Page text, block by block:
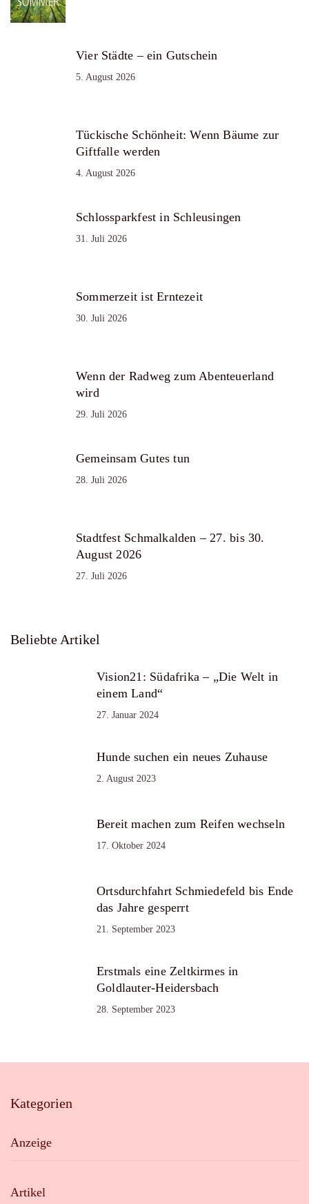
Vier Städte – ein Gutschein
5. August 2026
Tückische Schönheit: Wenn Bäume zur
Giftfalle werden
4. August 2026
Schlossparkfest in Schleusingen
31. Juli 2026
Sommerzeit ist Erntezeit
30. Juli 2026
Wenn der Radweg zum Abenteuerland
wird
29. Juli 2026
Gemeinsam Gutes tun
28. Juli 2026
Stadtfest Schmalkalden – 27. bis 30.
August 2026
27. Juli 2026
Beliebte Artikel
Vision21: Südafrika – „Die Welt in
einem Land“
27. Januar 2024
Hunde suchen ein neues Zuhause
2. August 2023
Bereit machen zum Reifen wechseln
17. Oktober 2024
Ortsdurchfahrt Schmiedefeld bis Ende
das Jahre gesperrt
21. September 2023
Erstmals eine Zeltkirmes in
Goldlauter-Heidersbach
28. September 2023
Kategorien
Anzeige
Artikel